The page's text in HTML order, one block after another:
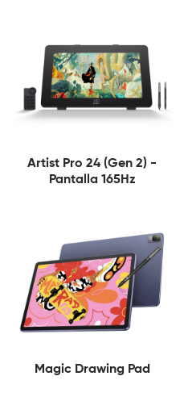
Artist Pro 24 (Gen 2) -
Pantalla 165Hz
Magic Drawing Pad